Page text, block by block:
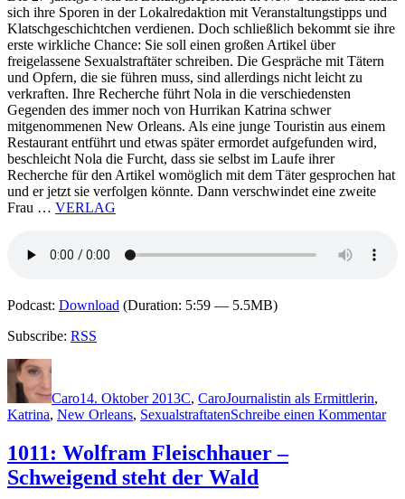
Leben
sich ihre Sporen in der Lokalredaktion mit Veranstaltungstipps und
Klatschgeschichtchen verdienen. Doch schließlich bekommt sie ihre
erste wirkliche Chance: Sie soll einen großen Artikel über
freigelassene Sexualstraftäter schreiben. Die Gespräche mit Tätern
und Opfern, die sie führen muss, sind allerdings nicht leicht zu
verkraften. Ihre Recherche führt Nola in die verschiedensten
Gegenden des immer noch von Hurrikan Katrina schwer
mitgenommenen New Orleans. Als eine junge Touristin aus einem
Restaurant entführt und etwas später ermordet aufgefunden wird,
beschleicht Nola die Furcht, dass sie selbst im Laufe ihrer
Recherche für den Artikel womöglich mit dem Täter gesprochen hat
und er jetzt sie verfolgen könnte. Dann verschwindet eine zweite
Frau … VERLAG
Podcast: Download (Duration: 5:59 — 5.5MB)
Subscribe: RSS
Autor
Caro14. Oktober 2013C, CaroJournalistin als Ermittlerin,
Katrina, New Orleans, SexualstraftatenSchreibe einen Kommentarzu
1011: Wolfram Fleischhauer –
Schweigend steht der Wald